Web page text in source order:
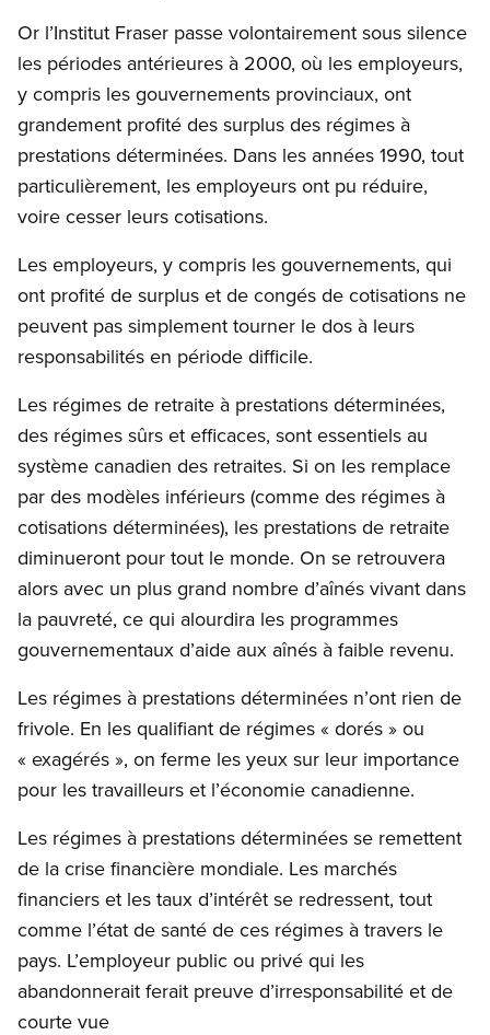
Or l’Institut Fraser passe volontairement sous silence
les périodes antérieures à 2000, où les employeurs,
y compris les gouvernements provinciaux, ont
grandement profité des surplus des régimes à
prestations déterminées. Dans les années 1990, tout
particulièrement, les employeurs ont pu réduire,
voire cesser leurs cotisations.
Les employeurs, y compris les gouvernements, qui
ont profité de surplus et de congés de cotisations ne
peuvent pas simplement tourner le dos à leurs
responsabilités en période difficile.
Les régimes de retraite à prestations déterminées,
des régimes sûrs et efficaces, sont essentiels au
système canadien des retraites. Si on les remplace
par des modèles inférieurs (comme des régimes à
cotisations déterminées), les prestations de retraite
diminueront pour tout le monde. On se retrouvera
alors avec un plus grand nombre d’aînés vivant dans
la pauvreté, ce qui alourdira les programmes
gouvernementaux d’aide aux aînés à faible revenu.
Les régimes à prestations déterminées n’ont rien de
frivole. En les qualifiant de régimes « dorés » ou
« exagérés », on ferme les yeux sur leur importance
pour les travailleurs et l’économie canadienne.
Les régimes à prestations déterminées se remettent
de la crise financière mondiale. Les marchés
financiers et les taux d’intérêt se redressent, tout
comme l’état de santé de ces régimes à travers le
pays. L’employeur public ou privé qui les
abandonnerait ferait preuve d’irresponsabilité et de
courte vue